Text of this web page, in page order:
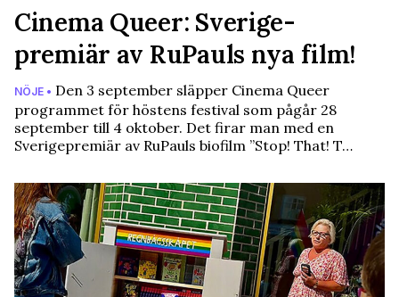
Cinema Queer: Sverige-
premiär av RuPauls nya film!
NÖJE • Den 3 september släpper Cinema Queer
programmet för höstens festival som pågår 28
september till 4 oktober. Det firar man med en
Sverigepremiär av RuPauls biofilm ”Stop! That! T…